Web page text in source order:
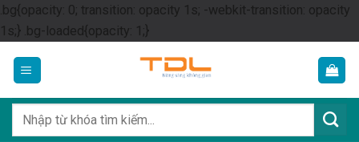
.bg{opacity: 0; transition: opacity 1s; -webkit-transition: opacity
1s;} .bg-loaded{opacity: 1;}Skip
content
kiếm: